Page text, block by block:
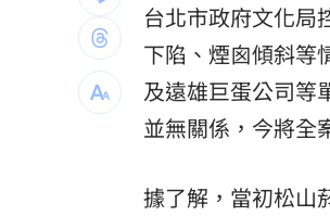
毒油案延燒政院點
肥大叔46歲驟逝！2
酒測爆表！職軍「接
職場爸爸「5.5年沒
台北市政府文化局
下陷、煙囪傾斜等
及遠雄巨蛋公司等
並無關係，今將全
據了解，當初松山